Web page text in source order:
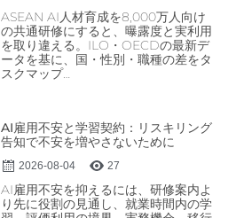
ASEAN AI人材育成を8,000万人向け
の共通研修にすると、曝露度と実利用
を取り違える。ILO・OECDの最新デ
ータを基に、国・性別・職種の差をタ
スクマップ…
AI雇用不安と学習契約：リスキリング
告知で不安を増やさないために
2026-08-04 27
AI雇用不安を抑えるには、研修案内よ
り先に役割の見通し、就業時間内の学